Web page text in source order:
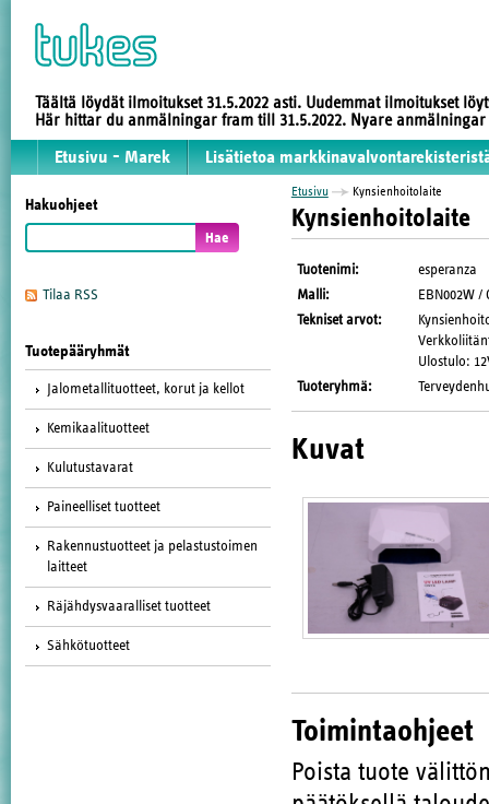
Täältä löydät ilmoitukset 31.5.2022 asti. Uudemmat ilmoitukset
Här hittar du anmälningar fram till 31.5.2022. Nyare
Etusivu - Marek Lisätietoa
Hakuohjeet
Tilaa RSS
Tuotepääryhmät
Jalometallituotteet, korut ja kellot
Kemikaalituotteet
Kulutustavarat
Paineelliset tuotteet
Rakennustuotteet ja pelastustoimen
laitteet
Räjähdysvaaralliset tuotteet
Sähkötuotteet
Etusivu Kynsienhoitolaite
Kynsienhoitolaite
Tuotenimi:
esperanza
Malli:
EBN002W
Tekniset arvot:
Ulostulo:
Tuoteryhmä:
Kuvat
Toimintaohjeet
Poista tuote